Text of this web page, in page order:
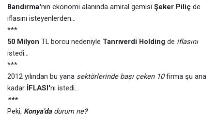
Bandırma'nın ekonomi alanında amiral gemisi Şeker Piliç de
iflasını isteyenlerden...
***
50 Milyon TL borcu nedeniyle Tanrıverdi Holding de iflasını
istedi...
***
2012 yılından bu yana sektörlerinde başı çeken 10 firma şu ana
kadar İFLASI'nı istedi...
***
Peki, Konya'da durum ne?